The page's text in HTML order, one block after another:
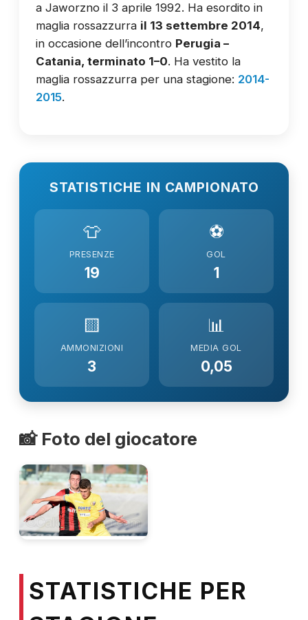
a Jaworzno il 3 aprile 1992. Ha esordito in
maglia rossazzurra il 13 settembre 2014,
in occasione dell’incontro Perugia –
Catania, terminato 1–0. Ha vestito la
maglia rossazzurra per una stagione: 2014-
2015.
STATISTICHE IN CAMPIONATO
👕
PRESENZE
19
⚽
GOL
1
🟨
AMMONIZIONI
3
📊
MEDIA GOL
0,05
📸 Foto del giocatore
STATISTICHE PER